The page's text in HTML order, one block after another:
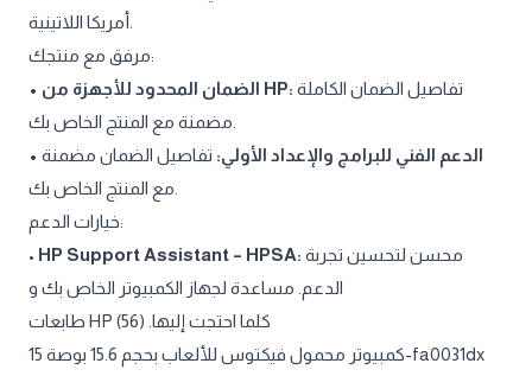
مرفق مع منتجك:
• الضمان المحدود للأجهزة من HP:
• الدعم الفني للبرامج والإعداد الأولي: تفاصيل الضمان مضمنة
خيارات الدعم:
• HP Support Assistant – HPSA:
الدعم. مساعدة لجهاز الكمبيوتر الخاص بك و
طابعات HP كلما احتجت إليها. (56)
كمبيوتر محمول فيكتوس للألعاب بحجم 15.6 بوصة 15-fa0031dx